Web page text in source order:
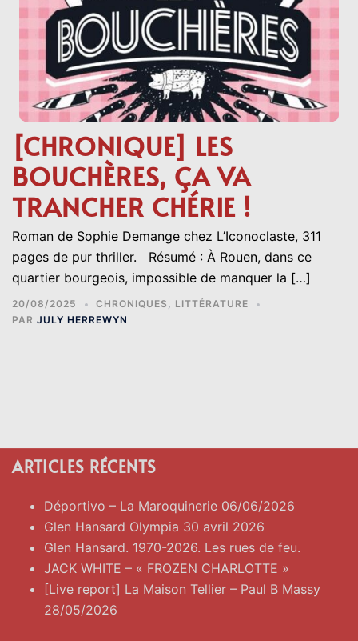
[CHRONIQUE] LES
BOUCHÈRES, ÇA VA
TRANCHER CHÉRIE !
Roman de Sophie Demange chez L’Iconoclaste, 311
pages de pur thriller. Résumé : À Rouen, dans ce
quartier bourgeois, impossible de manquer la […]
20/08/2025 CHRONIQUES , LITTÉRATURE
PAR JULY HERREWYN
ARTICLES RÉCENTS
Déportivo – La Maroquinerie 06/06/2026
Glen Hansard Olympia 30 avril 2026
Glen Hansard. 1970-2026. Les rues de feu.
JACK WHITE – « FROZEN CHARLOTTE »
[Live report] La Maison Tellier – Paul B Massy
28/05/2026